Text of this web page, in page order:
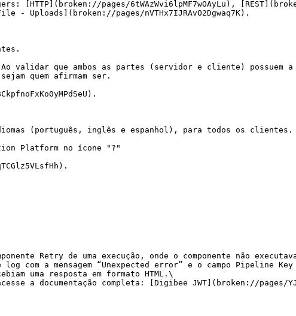
- Uploads](broken://pages/nVTHx7IJRAvO2Dgwaq7K).
validar que ambos as partes (servidor e cliente) possuem a
quem afirmam ser.
(português, inglês e espanhol), para todos os clientes.
Platform no ícone "?"
Retry de uma execução, onde o componente não
a mensagem “Unexpected error” e o campo Pipeline Key